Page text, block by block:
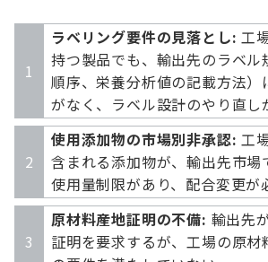
ラベリング要件の見落とし: 工
持つ製品でも、輸出先のラベル
順序、栄養分析値の記載方法）
がなく、ラベル設計のやり直し
使用添加物の市場別非承認: 工
含まれる添加物が、輸出先市場
使用量制限があり、配合変更が
原材料産地証明の不備: 輸出先
証明を要求するが、工場の原材